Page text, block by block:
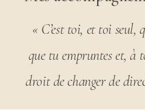
« C’est toi, et toi seul,
que tu empruntes et, à
droit de changer de